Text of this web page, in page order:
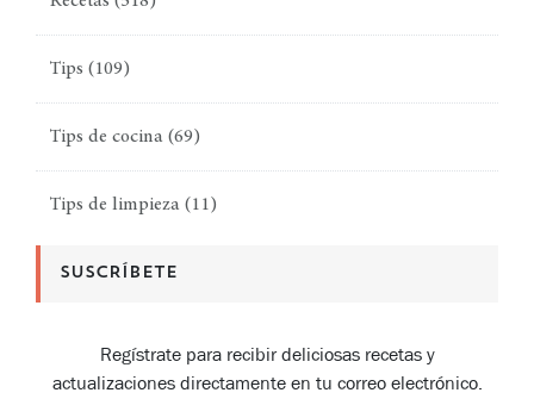
Tips (109)
Tips de cocina (69)
Tips de limpieza (11)
SUSCRÍBETE
Regístrate para recibir deliciosas recetas y
actualizaciones directamente en tu correo electrónico.